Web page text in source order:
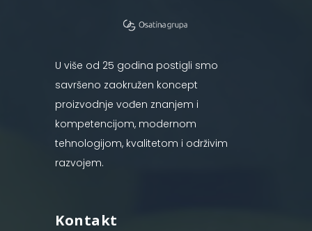
U više od 25 godina postigli smo
savršeno zaokružen koncept
proizvodnje vođen znanjem i
kompetencijom, modernom
tehnologijom, kvalitetom i održivim
razvojem.
Kontakt